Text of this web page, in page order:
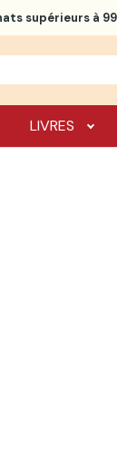
supérieurs à
LIVRES